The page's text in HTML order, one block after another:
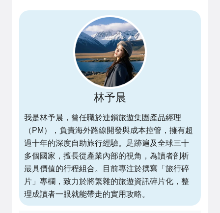
林予晨
我是林予晨，曾任職於連鎖旅遊集團產品經理
（PM），負責海外路線開發與成本控管，擁有超
過十年的深度自助旅行經驗。足跡遍及全球三十
多個國家，擅長從產業內部的視角，為讀者剖析
最具價值的行程組合。目前專注於撰寫「旅行碎
片」專欄，致力於將繁雜的旅遊資訊碎片化，整
理成讀者一眼就能帶走的實用攻略。